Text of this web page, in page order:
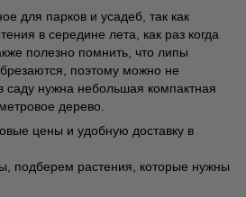
для парков и усадеб, так как
в середине лета, как раз когда
полезно помнить, что липы
поэтому можно не
саду нужна небольшая компактная
дерево.
цены и удобную доставку в
подберем растения, которые нужны